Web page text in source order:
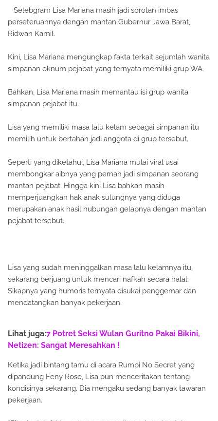
Selebgram Lisa Mariana masih jadi sorotan imbas
perseteruannya dengan mantan Gubernur Jawa Barat,
Ridwan Kamil.
Kini, Lisa Mariana mengungkap fakta terkait sejumlah wanita
simpanan oknum pejabat yang ternyata memiliki grup WA.
Bahkan, Lisa Mariana masih memantau isi grup wanita
simpanan pejabat itu.
Lisa yang memiliki masa lalu kelam sebagai simpanan itu
memilih untuk bertahan jadi anggota di grup tersebut.
Seperti yang diketahui, Lisa Mariana mulai viral usai
membongkar aibnya yang pernah jadi simpanan seorang
mantan pejabat. Hingga kini Lisa bahkan masih
memperjuangkan hak anak sulungnya yang diduga
merupakan anak hasil hubungan gelapnya dengan mantan
pejabat tersebut.
Lisa yang sudah meninggalkan masa lalu kelamnya itu,
sekarang berjuang untuk mencari nafkah secara halal.
Sikapnya yang humoris ternyata disukai penggemar dan
mendatangkan banyak pekerjaan.
Lihat juga:7 Potret Seksi Wulan Guritno Pakai Bikini,
Netizen: Sangat Meresahkan !
Ketika jadi bintang tamu di acara Rumpi No Secret yang
dipandung Feny Rose, Lisa pun menceritakan tentang
kondisinya sekarang. Dia mengaku sedang banyak tawaran
pekerjaan.